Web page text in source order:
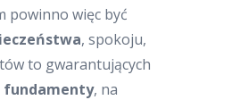
powinno więc być
, spokoju,
to gwarantujących
fundamenty, na